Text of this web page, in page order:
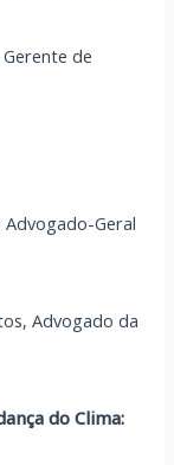
de
Geral
Advogado da
do Clima: